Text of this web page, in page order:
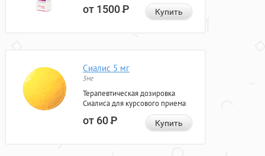
от 1500Р Купить
Сиалис 5 мг
5мг
Терапевтическая дозировка
Сиалиса для курсового приема
от 60Р Купить